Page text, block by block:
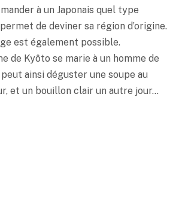
à un Japonais quel type
de deviner sa région d’origine.
est également possible.
de Kyôto se marie à un homme de
ainsi déguster une soupe au
et un bouillon clair un autre jour…